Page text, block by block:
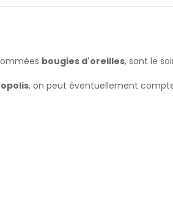
bougies d'oreilles, sont le
, on peut éventuellement